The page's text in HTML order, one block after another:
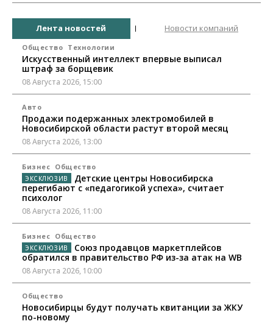
Лента новостей Новости компаний
Общество Технологии
Искусственный интеллект впервые выписал
штраф за борщевик
08 Августа 2026, 15:00
Авто
Продажи подержанных электромобилей в
Новосибирской области растут второй месяц
08 Августа 2026, 13:00
Бизнес Общество
Детские центры Новосибирска
перегибают с «педагогикой успеха», считает
психолог
08 Августа 2026, 11:00
Бизнес Общество
Союз продавцов маркетплейсов
обратился в правительство РФ из-за атак на WB
08 Августа 2026, 10:00
Общество
Новосибирцы будут получать квитанции за ЖКУ
по-новому